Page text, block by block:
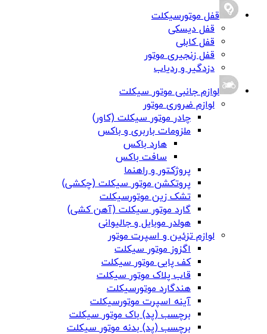
قفل موتورسیکلت
قفل دیسکی
قفل کابلی
قفل زنجیری موتور
دزدگیر و ردیاب
لوازم جانبی موتور سیکلت
لوازم ضروری موتور
چادر موتور سیکلت (کاور)
ملزومات باربری و باکس
هارد باکس
سافت باکس
پروژکتور و راهنما
پروتکشن موتور سیکلت (چکشی)
تشک زین موتورسیکلت
گارد موتور سیکلت (آهن کشی)
هولدر موبایل و جالیوانی
لوازم تزئین و اسپرت موتور
اگزوز موتور سیکلت
کف پایی موتور سیکلت
قاب پلاک موتور سیکلت
هندگارد موتورسیکلت
آینه اسپرت موتورسیکلت
برچسب (پد) باک موتور سیکلت
برچسب (پد) بدنه موتور سیکلت